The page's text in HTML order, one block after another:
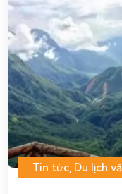
Tin tức, Du lịch